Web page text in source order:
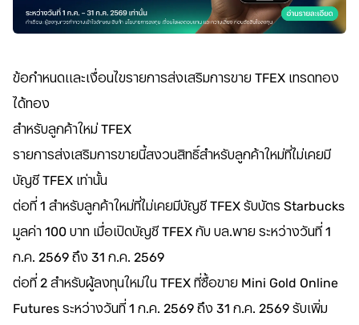
ข้อกำหนดและเงื่อนไขรายการส่งเสริมการขาย TFEX เทรดทอง
ได้ทอง
สำหรับลูกค้าใหม่ TFEX
รายการส่งเสริมการขายนี้สงวนสิทธิ์สำหรับลูกค้าใหม่ที่ไม่เคยมี
บัญชี TFEX เท่านั้น
ต่อที่ 1 สำหรับลูกค้าใหม่ที่ไม่เคยมีบัญชี TFEX รับบัตร Starbucks
มูลค่า 100 บาท เมื่อเปิดบัญชี TFEX กับ บล.พาย ระหว่างวันที่ 1
ก.ค. 2569 ถึง 31 ก.ค. 2569
ต่อที่ 2 สำหรับผู้ลงทุนใหม่ใน TFEX ที่ซื้อขาย Mini Gold Online
Futures ระหว่างวันที่ 1 ก.ค. 2569 ถึง 31 ก.ค. 2569 รับเพิ่ม